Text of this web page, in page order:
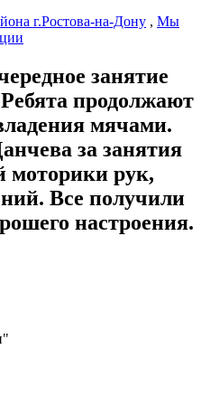
г.Ростова-на-Дону , Мы
занятие
продолжают
мячами.
за занятия
моторики рук,
Все получили
настроения.